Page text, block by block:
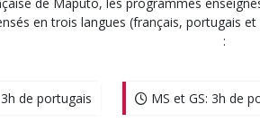
en trois langues (français, portugais
:
de portugais MS et GS: 3h de